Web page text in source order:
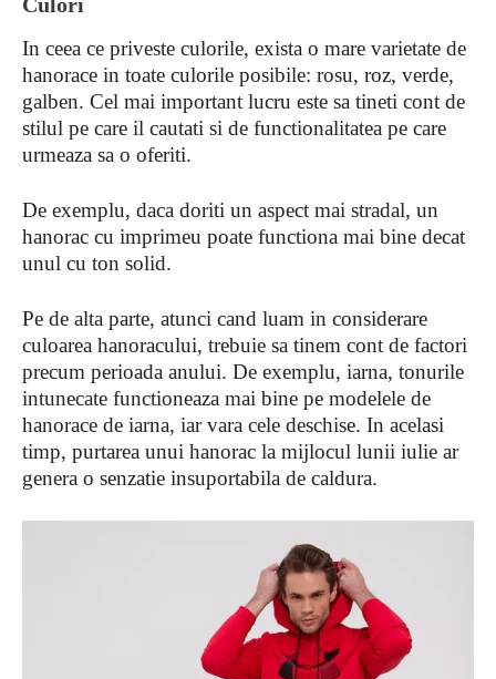
In ceea ce priveste culorile, exista o mare varietate de
hanorace in toate culorile posibile: rosu, roz, verde,
galben. Cel mai important lucru este sa tineti cont de
stilul pe care il cautati si de functionalitatea pe care
urmeaza sa o oferiti.
De exemplu, daca doriti un aspect mai stradal, un
hanorac cu imprimeu poate functiona mai bine decat
unul cu ton solid.
Pe de alta parte, atunci cand luam in considerare
culoarea hanoracului, trebuie sa tinem cont de factori
precum perioada anului. De exemplu, iarna, tonurile
intunecate functioneaza mai bine pe modelele de
hanorace de iarna, iar vara cele deschise. In acelasi
timp, purtarea unui hanorac la mijlocul lunii iulie ar
genera o senzatie insuportabila de caldura.